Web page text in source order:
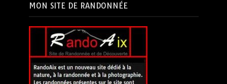
MON SITE DE RANDONNÉE